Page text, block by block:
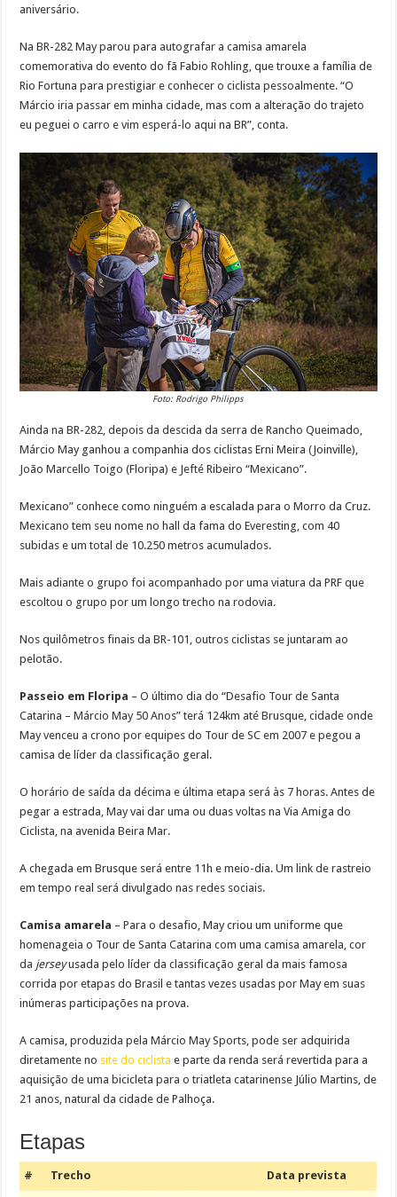
aniversário.
Na BR-282 May parou para autografar a camisa amarela
comemorativa do evento do fã Fabio Rohling, que trouxe a família de
Rio Fortuna para prestigiar e conhecer o ciclista pessoalmente. “O
Márcio iria passar em minha cidade, mas com a alteração do trajeto
eu peguei o carro e vim esperá-lo aqui na BR”, conta.
Foto: Rodrigo Philipps
Ainda na BR-282, depois da descida da serra de Rancho Queimado,
Márcio May ganhou a companhia dos ciclistas Erni Meira (Joinville),
João Marcello Toigo (Floripa) e Jefté Ribeiro “Mexicano”.
Mexicano” conhece como ninguém a escalada para o Morro da Cruz.
Mexicano tem seu nome no hall da fama do Everesting, com 40
subidas e um total de 10.250 metros acumulados.
Mais adiante o grupo foi acompanhado por uma viatura da PRF que
escoltou o grupo por um longo trecho na rodovia.
Nos quilômetros finais da BR-101, outros ciclistas se juntaram ao
pelotão.
Passeio em Floripa – O último dia do “Desafio Tour de Santa
Catarina – Márcio May 50 Anos” terá 124km até Brusque, cidade onde
May venceu a crono por equipes do Tour de SC em 2007 e pegou a
camisa de líder da classificação geral.
O horário de saída da décima e última etapa será às 7 horas. Antes de
pegar a estrada, May vai dar uma ou duas voltas na Via Amiga do
Ciclista, na avenida Beira Mar.
A chegada em Brusque será entre 11h e meio-dia. Um link de rastreio
em tempo real será divulgado nas redes sociais.
Camisa amarela – Para o desafio, May criou um uniforme que
homenageia o Tour de Santa Catarina com uma camisa amarela, cor
da jerseyusada pelo líder da classificação geral da mais famosa
corrida por etapas do Brasil e tantas vezes usadas por May em suas
inúmeras participações na prova.
A camisa, produzida pela Márcio May Sports, pode ser adquirida
diretamente no site do ciclista e parte da renda será revertida para a
aquisição de uma bicicleta para o triatleta catarinense Júlio Martins, de
21 anos, natural da cidade de Palhoça.
Etapas
# Trecho Data prevista